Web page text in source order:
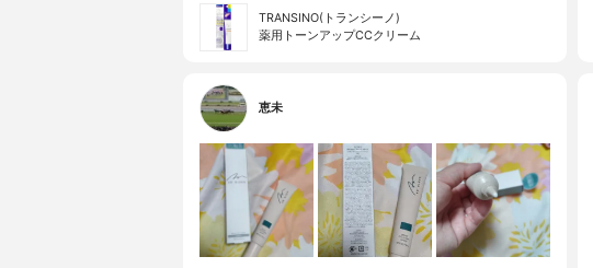
TRANSINO(トランシーノ)
薬用トーンアップCCクリーム
恵未